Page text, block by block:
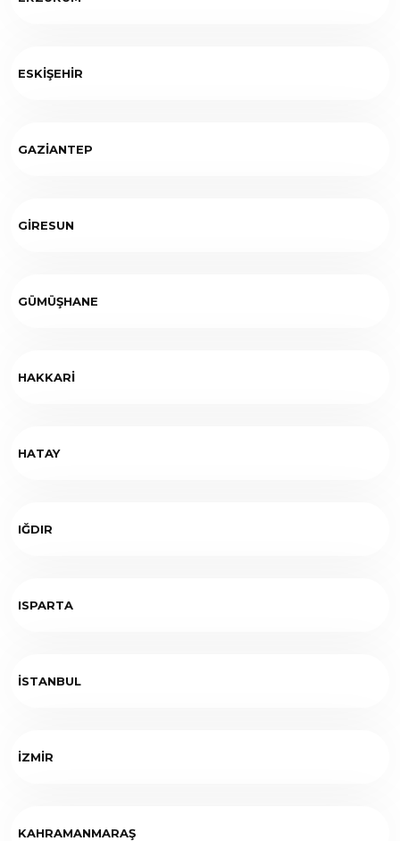
ESKİŞEHİR
GAZİANTEP
GİRESUN
GÜMÜŞHANE
HAKKARİ
HATAY
IĞDIR
ISPARTA
İSTANBUL
İZMİR
KAHRAMANMARAŞ